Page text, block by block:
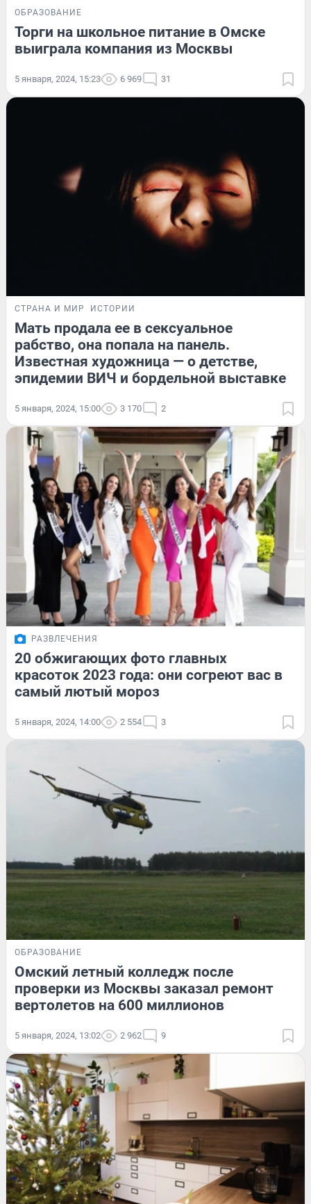
ОБРАЗОВАНИЕ
Торги на школьное питание в Омске
выиграла компания из Москвы
5 января, 2024, 15:23 6 969 31
СТРАНА И МИР ИСТОРИИ
Мать продала ее в сексуальное
рабство, она попала на панель.
Известная художница — о детстве,
эпидемии ВИЧ и бордельной выставке
5 января, 2024, 15:00 3 170 2
РАЗВЛЕЧЕНИЯ
20 обжигающих фото главных
красоток 2023 года: они согреют вас в
самый лютый мороз
5 января, 2024, 14:00 2 554 3
ОБРАЗОВАНИЕ
Омский летный колледж после
проверки из Москвы заказал ремонт
вертолетов на 600 миллионов
5 января, 2024, 13:02 2 962 9